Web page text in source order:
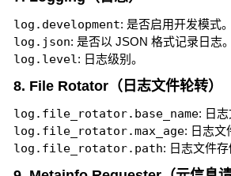
log.development: 是否启用开发模式。
log.json: 是否以 JSON 格式记录日志。
log.level: 日志级别。
8. File Rotator（日志文件轮转）
log.file_rotator.base_name: 日志
log.file_rotator.max_age: 日志文
log.file_rotator.path: 日志文件存